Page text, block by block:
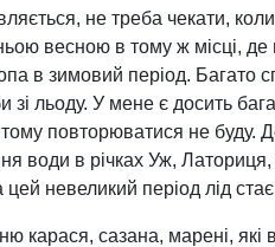
не треба чекати,
весною в тому ж місці, де
в зимовий період.
зі льоду. У мене є досить
повторюватися не
води в річках Уж,
невеликий період лід
карася, сазана, марені,